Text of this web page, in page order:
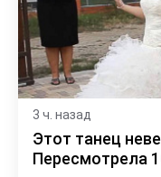
3 ч. назад
Этот танец
Пересмотрела